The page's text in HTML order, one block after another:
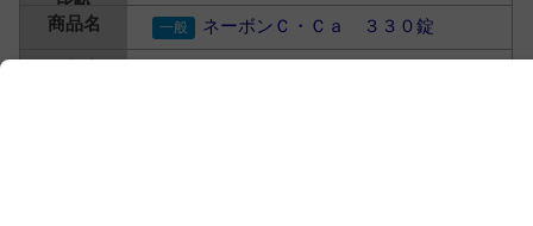
ネーボンＣ・Ｃａ ３３０錠